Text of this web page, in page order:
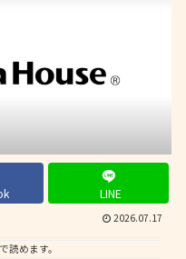
LINE
2026.07.17
読めます。